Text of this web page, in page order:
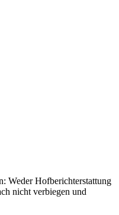
Weder Hofberichterstattung
nicht verbiegen und